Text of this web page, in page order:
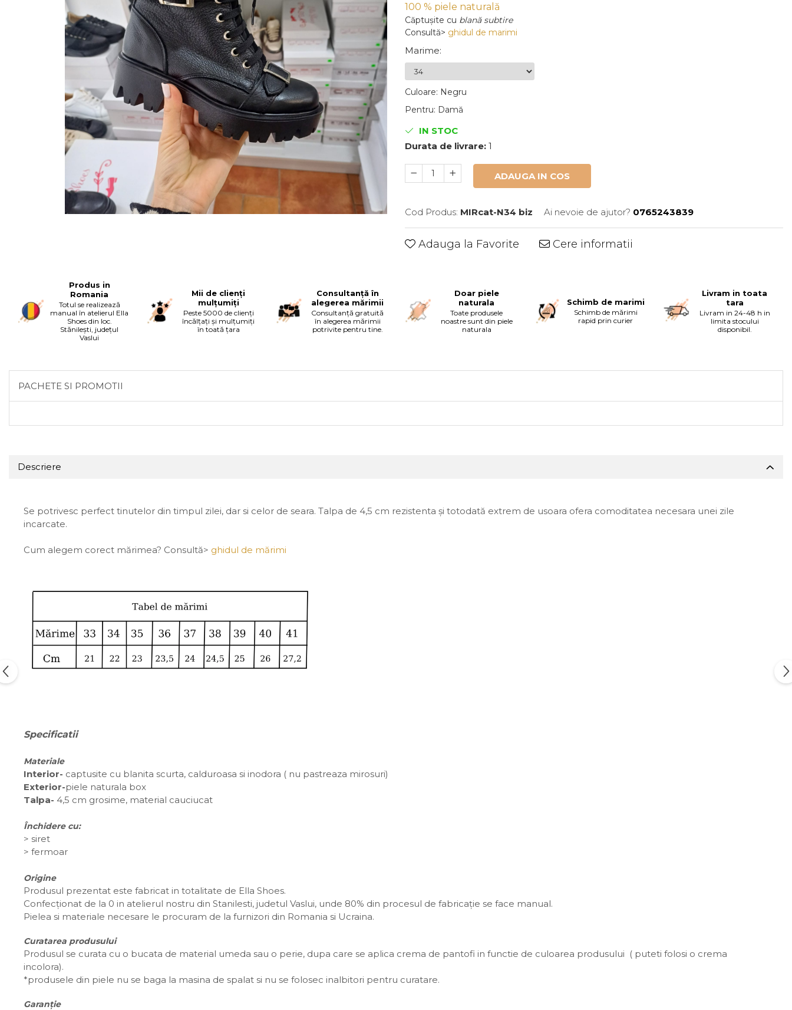
100 % piele naturală
Căptușite cu blană subtire
Consultă> ghidul de marimi
Marime:
Culoare: Negru
Pentru: Damă
IN STOC
Durata de livrare: 1
ADAUGA IN COS
Cod Produs: MIRcat-N34 biz Ai nevoie de ajutor? 0765243839
Adauga la Favorite Cere informatii
Produs in
Romania
Totul se realizează
manual în atelierul Ella
Shoes din loc.
Stănilești, județul
Vaslui
Mii de clienți
mulțumiți
Peste 5000 de clienți
încălțați și mulțumiți
în toată țara
Consultanță în
alegerea mărimii
Consultanță gratuită
în alegerea mărimii
potrivite pentru tine.
Doar piele
naturala
Toate produsele
noastre sunt din piele
naturala
Schimb de marimi
Schimb de mărimi
rapid prin curier
Livram in toata
tara
Livram in 24-48 h in
limita stocului
disponibil.
PACHETE SI PROMOTII
Descriere
Se potrivesc perfect tinutelor din timpul zilei, dar si celor de seara. Talpa de 4,5 cm rezistenta și totodată extrem de usoara ofera comoditatea necesara unei zile
incarcate.
Cum alegem corect mărimea? Consultă> ghidul de mărimi
Specificatii
Materiale
Interior- captusite cu blanita scurta, calduroasa si inodora ( nu pastreaza mirosuri)
Exterior-piele naturala box
Talpa- 4,5 cm grosime, material cauciucat
Închidere cu:
> siret
> fermoar
Origine
Produsul prezentat este fabricat in totalitate de Ella Shoes.
Confecționat de la 0 in atelierul nostru din Stanilesti, judetul Vaslui, unde 80% din procesul de fabricație se face manual.
Pielea si materiale necesare le procuram de la furnizori din Romania si Ucraina.
Curatarea produsului
Produsul se curata cu o bucata de material umeda sau o perie, dupa care se aplica crema de pantofi in functie de culoarea produsului ( puteti folosi o crema
incolora).
*produsele din piele nu se baga la masina de spalat si nu se folosec inalbitori pentru curatare.
Garanție